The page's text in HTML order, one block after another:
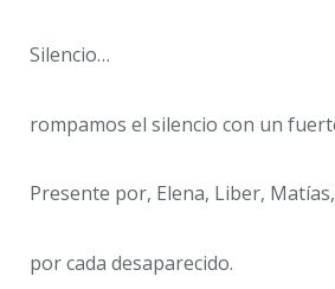
Silencio…
rompamos el silencio con un
Presente por, Elena, Liber,
por cada desaparecido.